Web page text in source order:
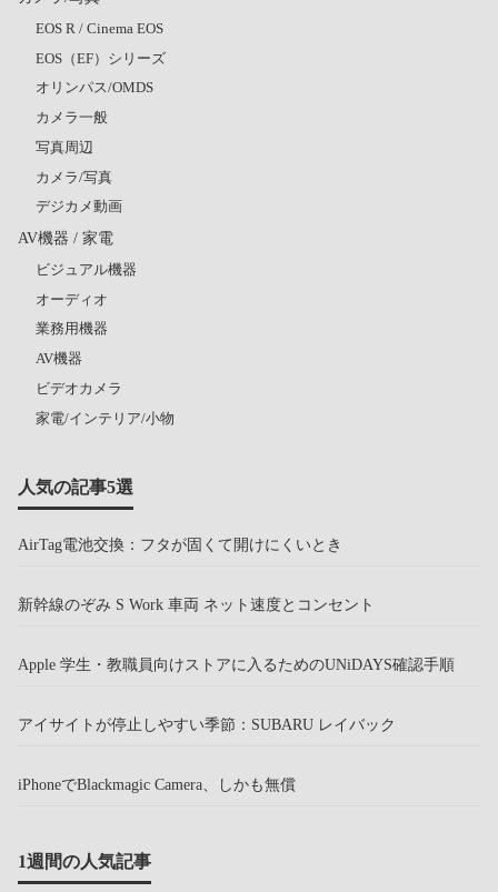
EOS R / Cinema EOS
EOS（EF）シリーズ
オリンパス/OMDS
カメラ一般
写真周辺
カメラ/写真
デジカメ動画
AV機器 / 家電
ビジュアル機器
オーディオ
業務用機器
AV機器
ビデオカメラ
家電/インテリア/小物
人気の記事5選
AirTag電池交換：フタが固くて開けにくいとき
新幹線のぞみ S Work 車両 ネット速度とコンセント
Apple 学生・教職員向けストアに入るためのUNiDAYS確認手順
アイサイトが停止しやすい季節：SUBARU レイバック
iPhoneでBlackmagic Camera、しかも無償
1週間の人気記事